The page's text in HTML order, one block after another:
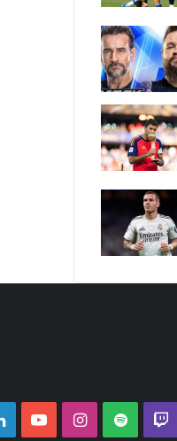
LinkedInYouTubeInstagram
Spotify